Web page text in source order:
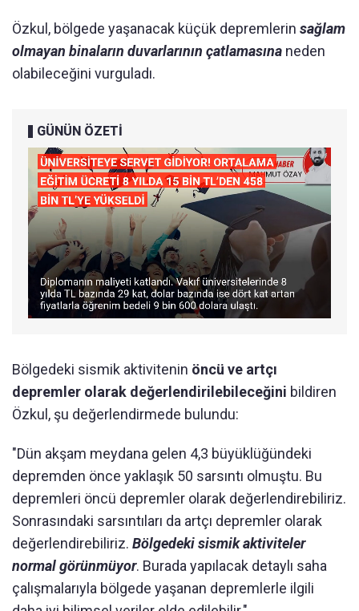
Özkul, bölgede yaşanacak küçük depremlerin sağlam
olmayan binaların duvarlarının çatlamasına neden
olabileceğini vurguladı.
GÜNÜN ÖZETİ
Bölgedeki sismik aktivitenin öncü ve artçı
depremler olarak değerlendirilebileceğini bildiren
Özkul, şu değerlendirmede bulundu:
"Dün akşam meydana gelen 4,3 büyüklüğündeki
depremden önce yaklaşık 50 sarsıntı olmuştu. Bu
depremleri öncü depremler olarak değerlendirebiliriz.
Sonrasındaki sarsıntıları da artçı depremler olarak
değerlendirebiliriz. Bölgedeki sismik aktiviteler
normal görünmüyor. Burada yapılacak detaylı saha
çalışmalarıyla bölgede yaşanan depremlerle ilgili